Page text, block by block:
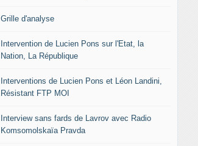
Grille d'analyse
Intervention de Lucien Pons sur l'Etat, la
Nation, La République
Interventions de Lucien Pons et Léon Landini,
Résistant FTP MOI
Interview sans fards de Lavrov avec Radio
Komsomolskaïa Pravda